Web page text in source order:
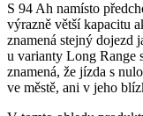
S 94 Ah namísto
výrazně větší kapacitu
znamená stejný dojezd
u varianty Long Range
znamená, že jízda s
ve městě, ani v jeho